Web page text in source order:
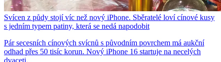
Svícen z půdy stojí víc než nový iPhone. Sběratelé loví cínové kusy
s jedním typem patiny, která se nedá napodobit
Pár secesních cínových svícnů s původním povrchem má aukční
odhad přes 50 tisíc korun. Nový iPhone 16 startuje na necelých
dvaceti.